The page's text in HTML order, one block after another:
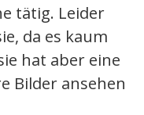
tätig. Leider
da es kaum
hat aber eine
Bilder ansehen